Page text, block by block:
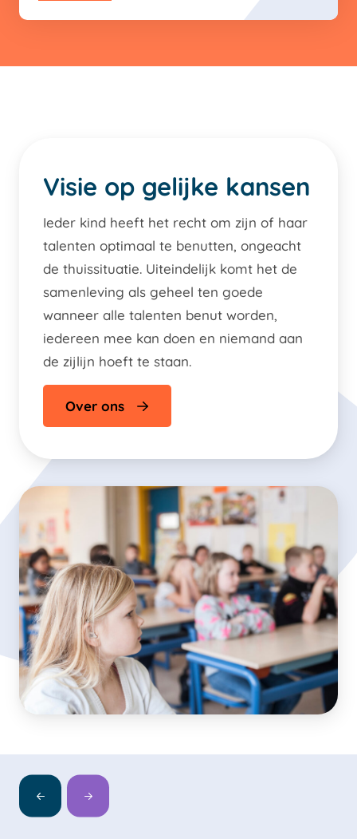
Visie op gelijke kansen
Ieder kind heeft het recht om zijn of haar
talenten optimaal te benutten, ongeacht
de thuissituatie. Uiteindelijk komt het de
samenleving als geheel ten goede
wanneer alle talenten benut worden,
iedereen mee kan doen en niemand aan
de zijlijn hoeft te staan.
Over ons